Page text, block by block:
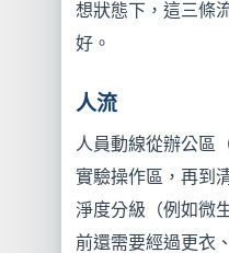
想狀態下，這三條
好。
人流
人員動線從辦公區
實驗操作區，再到
淨度分級（例如微
前還需要經過更衣